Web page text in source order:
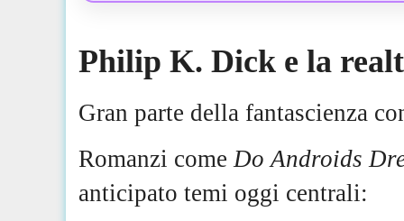
Philip K. Dick e la
Gran parte della fantascienza
Romanzi come Do Androids
anticipato temi oggi centrali: